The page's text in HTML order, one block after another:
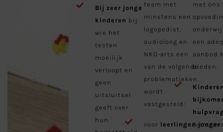
Bij zeer jonge
kinderen bij
wie het
testen
moeilijk
verloopt en
geen
uitsluitsel
geeft over
hun
team met
minstens een
logopedist,
audioloog en
NKO-arts een
van de volgende
problematieken
wordt
vastgesteld:
voor leerlingen jonger
met ons
een
aanbod
bieden.